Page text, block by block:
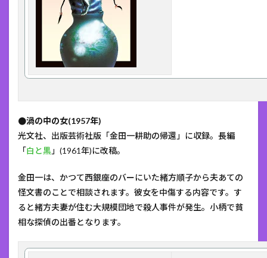
●渦の中の女(1957年)
光文社、出版芸術社版「金田一耕助の帰還」に収録。長編
「白と黒」(1961年)に改稿。
金田一は、かつて西銀座のバーにいた緒方順子から夫あての
怪文書のことで相談されます。彼女を中傷する内容です。す
ると緒方夫妻が住む大規模団地で殺人事件が発生。小柄で貧
相な探偵の出番となります。